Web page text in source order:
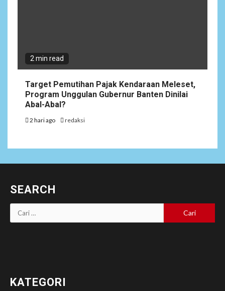
2 min read
Target Pemutihan Pajak Kendaraan Meleset,
Program Unggulan Gubernur Banten Dinilai
Abal-Abal?
2 hari ago redaksi
SEARCH
Cari
untuk:
KATEGORI